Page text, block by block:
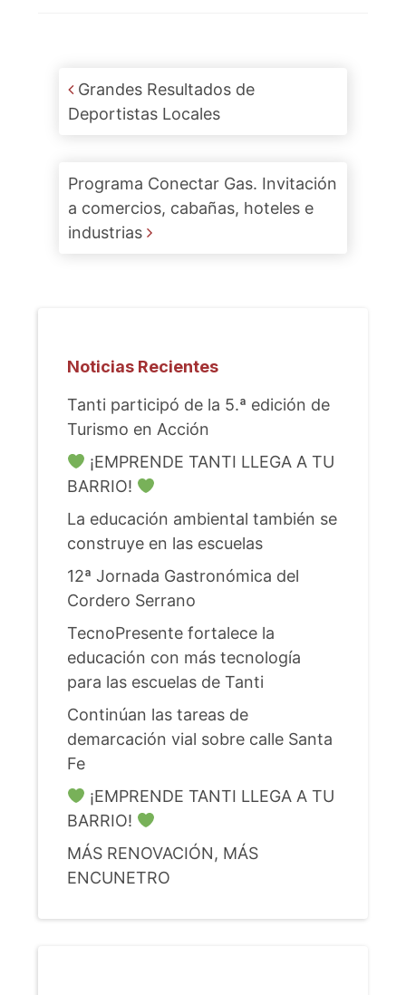
Post navigation
Grandes Resultados de
Deportistas Locales
Programa Conectar Gas. Invitación
a comercios, cabañas, hoteles e
industrias
Noticias Recientes
Tanti participó de la 5.ª edición de
Turismo en Acción
¡EMPRENDE TANTI LLEGA A TU
BARRIO!
La educación ambiental también se
construye en las escuelas
12ª Jornada Gastronómica del
Cordero Serrano
TecnoPresente fortalece la
educación con más tecnología
para las escuelas de Tanti
Continúan las tareas de
demarcación vial sobre calle Santa
Fe
¡EMPRENDE TANTI LLEGA A TU
BARRIO!
MÁS RENOVACIÓN, MÁS
ENCUNETRO